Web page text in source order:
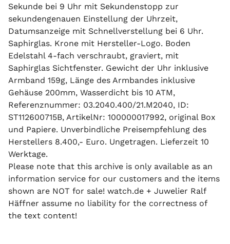
Sekunde bei 9 Uhr mit Sekundenstopp zur
sekundengenauen Einstellung der Uhrzeit,
Datumsanzeige mit Schnellverstellung bei 6 Uhr.
Saphirglas. Krone mit Hersteller-Logo. Boden
Edelstahl 4-fach verschraubt, graviert, mit
Saphirglas Sichtfenster. Gewicht der Uhr inklusive
Armband 159g, Länge des Armbandes inklusive
Gehäuse 200mm, Wasserdicht bis 10 ATM,
Referenznummer: 03.2040.400/21.M2040, ID:
ST112600715B, ArtikelNr: 100000017992, original Box
und Papiere. Unverbindliche Preisempfehlung des
Herstellers 8.400,- Euro. Ungetragen. Lieferzeit 10
Werktage.
Please note that this archive is only available as an
information service for our customers and the items
shown are NOT for sale! watch.de + Juwelier Ralf
Häffner assume no liability for the correctness of
the text content!